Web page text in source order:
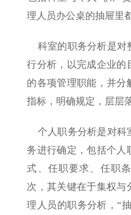
理人员办公桌的抽屉里
科室的职务分析是对
行分析，以完成企业的
的各项管理职能，并分
指标，明确规定，层层
个人职务分析是对科
务进行确定，包括个人
式、任职要求、任职
次，其关键在于集权与
理人员的职务分析，“